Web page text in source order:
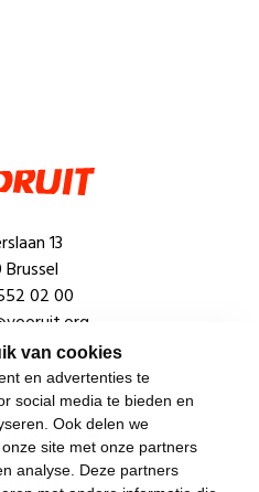
van cookies
en advertenties te
social media te bieden en
Ook delen we
site met onze partners
analyse. Deze partners
13
Brussel
02 00
beweging